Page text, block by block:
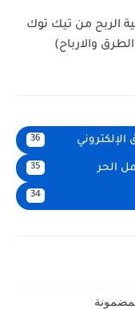
من تيك توك